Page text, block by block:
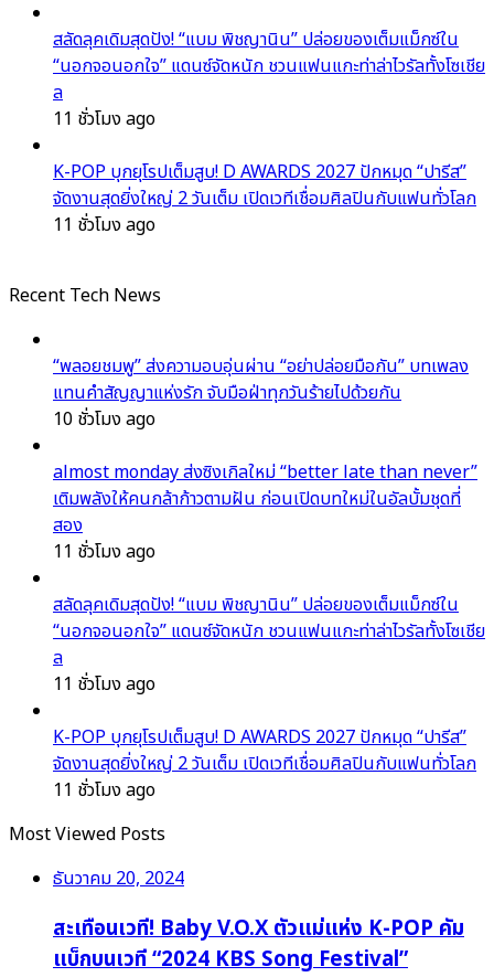
สลัดลุคเดิมสุดปัง! “แบม พิชญานิน” ปล่อยของเต็มแม็กซ์ใน
“นอกจอนอกใจ” แดนซ์จัดหนัก ชวนแฟนแกะท่าล่าไวรัลทั้งโซเชีย
ล
11 ชั่วโมง ago
K-POP บุกยุโรปเต็มสูบ! D AWARDS 2027 ปักหมุด “ปารีส”
จัดงานสุดยิ่งใหญ่ 2 วันเต็ม เปิดเวทีเชื่อมศิลปินกับแฟนทั่วโลก
11 ชั่วโมง ago
Recent Tech News
“พลอยชมพู” ส่งความอบอุ่นผ่าน “อย่าปล่อยมือกัน” บทเพลง
แทนคำสัญญาแห่งรัก จับมือฝ่าทุกวันร้ายไปด้วยกัน
10 ชั่วโมง ago
almost monday ส่งซิงเกิลใหม่ “better late than never”
เติมพลังให้คนกล้าก้าวตามฝัน ก่อนเปิดบทใหม่ในอัลบั้มชุดที่
สอง
11 ชั่วโมง ago
สลัดลุคเดิมสุดปัง! “แบม พิชญานิน” ปล่อยของเต็มแม็กซ์ใน
“นอกจอนอกใจ” แดนซ์จัดหนัก ชวนแฟนแกะท่าล่าไวรัลทั้งโซเชีย
ล
11 ชั่วโมง ago
K-POP บุกยุโรปเต็มสูบ! D AWARDS 2027 ปักหมุด “ปารีส”
จัดงานสุดยิ่งใหญ่ 2 วันเต็ม เปิดเวทีเชื่อมศิลปินกับแฟนทั่วโลก
11 ชั่วโมง ago
Most Viewed Posts
ธันวาคม 20, 2024
สะเทือนเวที! Baby V.O.X ตัวแม่แห่ง K-POP คัม
แบ็กบนเวที “2024 KBS Song Festival”